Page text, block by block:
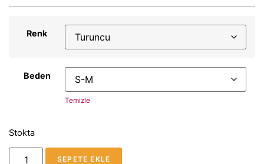
Renk
Beden
Temizle
Stokta
SEPETE EKLE